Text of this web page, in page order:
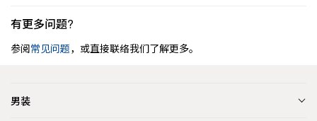
有更多问题?
参阅常见问题，或直接联络我们了解更多。
男装